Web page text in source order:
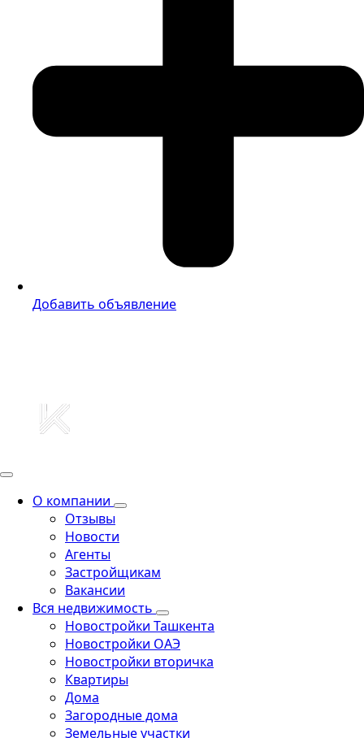
Добавить объявление
О компании
Отзывы
Новости
Агенты
Застройщикам
Вакансии
Вся недвижимость
Новостройки Ташкента
Новостройки ОАЭ
Новостройки вторичка
Квартиры
Дома
Загородные дома
Земельные участки